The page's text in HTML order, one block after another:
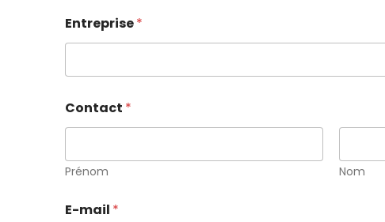
Entreprise*
Contact *
Prénom Nom
E-mail *